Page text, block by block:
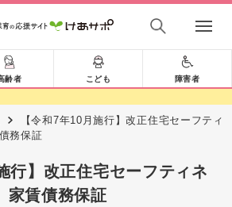
齢者 こども 障害者
【令和7年10月施行】改正住宅セーフティ
務保証
行】改正住宅セーフティネ
賃債務保証